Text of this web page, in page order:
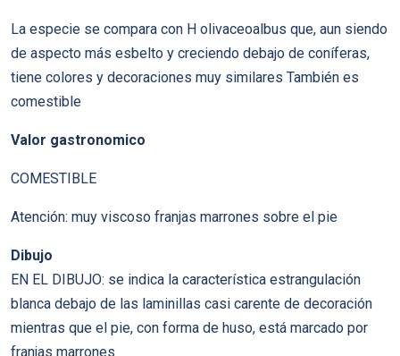
La especie se compara con H olivaceoalbus que, aun siendo
de aspecto más esbelto y creciendo debajo de coníferas,
tiene colores y decoraciones muy similares También es
comestible
Valor gastronomico
COMESTIBLE
Atención: muy viscoso franjas marrones sobre el pie
Dibujo
EN EL DIBUJO: se indica la característica estrangulación
blanca debajo de las laminillas casi carente de decoración
mientras que el pie, con forma de huso, está marcado por
franjas marrones